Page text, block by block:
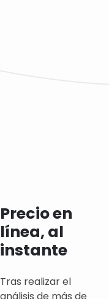
Precio en
línea, al
instante
Tras realizar el